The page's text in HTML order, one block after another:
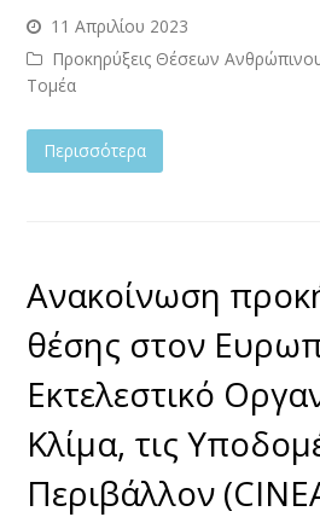
11 Απριλίου 2023
Προκηρύξεις Θέσεων
Τομέα
Περισσότερα
Ανακοίνωση
θέσης στον
Εκτελεστικό
Κλίμα, τις
Περιβάλλον